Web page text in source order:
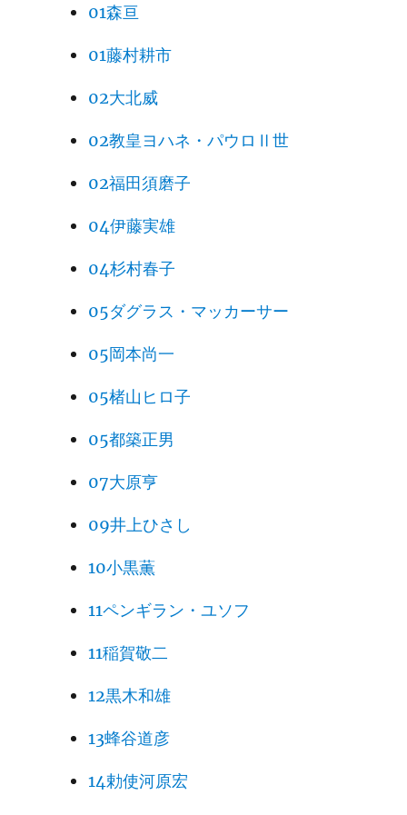
01森亘
01藤村耕市
02大北威
02教皇ヨハネ・パウロⅡ世
02福田須磨子
04伊藤実雄
04杉村春子
05ダグラス・マッカーサー
05岡本尚一
05楮山ヒロ子
05都築正男
07大原亨
09井上ひさし
10小黒薫
11ペンギラン・ユソフ
11稲賀敬二
12黒木和雄
13蜂谷道彦
14勅使河原宏